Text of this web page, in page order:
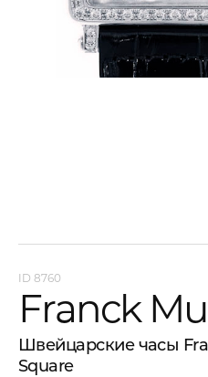
8760
Franck
Швейцарские часы
Square